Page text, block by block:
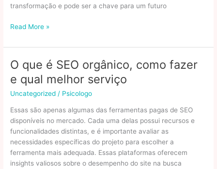
transformação e pode ser a chave para um futuro
A
dos
Descubra
como
Contribuir
um
Mundo
Melhor
Read More »
O que é SEO orgânico, como fazer
e qual melhor serviço
Uncategorized / Psicologo
Essas são apenas algumas das ferramentas pagas de SEO
disponíveis no mercado. Cada uma delas possui recursos e
funcionalidades distintas, e é importante avaliar as
necessidades específicas do projeto para escolher a
ferramenta mais adequada. Essas plataformas oferecem
insights valiosos sobre o desempenho do site na busca